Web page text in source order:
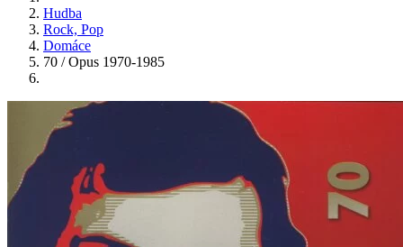
Hudba
Rock, Pop
Domáce
70 / Opus 1970-1985